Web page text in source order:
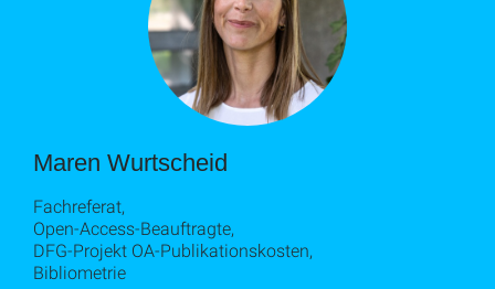
Maren Wurtscheid
Fachreferat,
Open-Access-Beauftragte,
DFG-Projekt OA-Publikationskosten,
Bibliometrie